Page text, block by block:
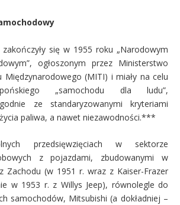
zakończyły się w 1955 roku „Narodowym
ogłoszonym przez Ministerstwo
Międzynarodowego (MITI) i miały na celu
„samochodu dla ludu”,
ze standaryzowanymi kryteriami
paliwa, a nawet niezawodności.***
przedsięwzięciach w sektorze
z pojazdami, zbudowanymi w
Zachodu (w 1951 r. wraz z Kaiser-Frazer
w 1953 r. z Willys Jeep), równolegle do
samochodów, Mitsubishi (a dokładniej –